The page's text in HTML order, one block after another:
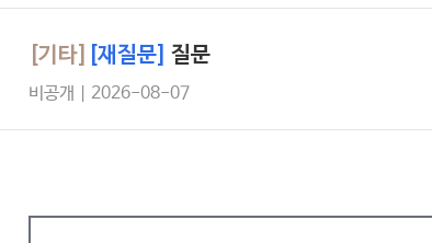
[기타] [재질문] 질문
비공개 | 2026-08-07